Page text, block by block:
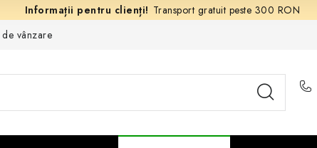
Transport gratuit peste 300 RON
vânzare